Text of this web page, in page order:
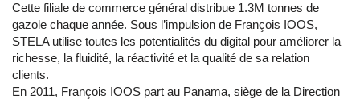
Cette filiale de commerce général distribue 1.3M tonnes de
gazole chaque année. Sous l’impulsion de François IOOS,
STELA utilise toutes les potentialités du digital pour améliorer la
richesse, la fluidité, la réactivité et la qualité de sa relation
clients.
En 2011, François IOOS part au Panama, siège de la Direction